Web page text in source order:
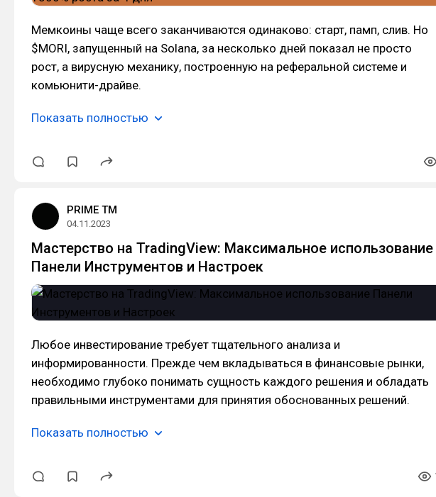
Мемкоины чаще всего заканчиваются одинаково: старт, памп, слив. Но
$MORI, запущенный на Solana, за несколько дней показал не просто
рост, а вирусную механику, построенную на реферальной системе и
комьюнити-драйве.
Показать полностью
PRIME TM
04.11.2023
Мастерство на TradingView: Максимальное использование
Панели Инструментов и Настроек
Любое инвестирование требует тщательного анализа и
информированности. Прежде чем вкладываться в финансовые рынки,
необходимо глубоко понимать сущность каждого решения и обладать
правильными инструментами для принятия обоснованных решений.
Показать полностью